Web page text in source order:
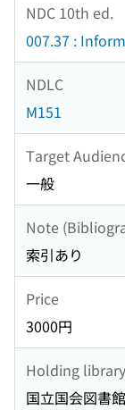
NDC 10th ed.
007.37 :
NDLC
M151
Target
一般
Note
索引あり
Price
3000円
Holding library
国立国会図書館